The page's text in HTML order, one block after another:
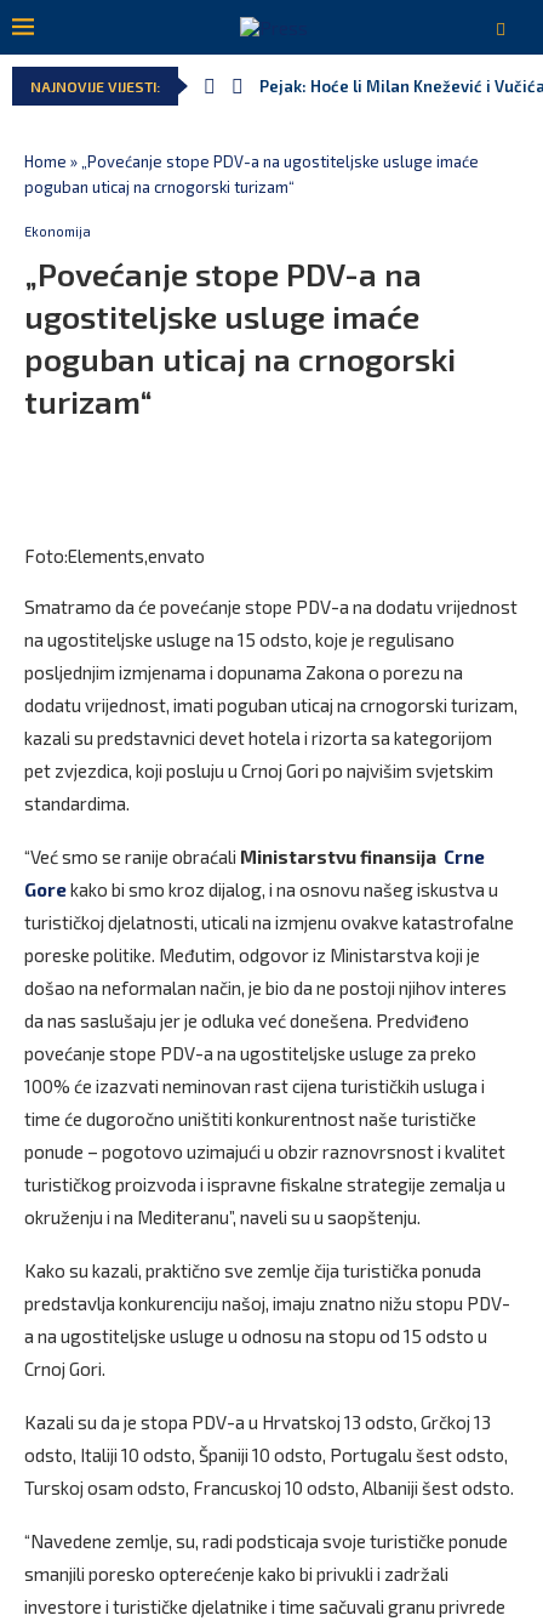
NAJNOVIJE VIJESTI: Pejak: Hoće li Milan Knežević i
Home » „Povećanje stope PDV-a na ugostiteljske usluge imaće
poguban uticaj na crnogorski turizam“
Ekonomija
„Povećanje stope PDV-a na
ugostiteljske usluge imaće
poguban uticaj na crnogorski
turizam“
Foto:Elements,envato
Smatramo da će povećanje stope PDV-a na dodatu vrijednost
na ugostiteljske usluge na 15 odsto, koje je regulisano
posljednjim izmjenama i dopunama Zakona o porezu na
dodatu vrijednost, imati poguban uticaj na crnogorski turizam,
kazali su predstavnici devet hotela i rizorta sa kategorijom
pet zvjezdica, koji posluju u Crnoj Gori po najvišim svjetskim
standardima.
“Već smo se ranije obraćali Ministarstvu finansija Crne
Gorekako bi smo kroz dijalog, i na osnovu našeg iskustva u
turističkoj djelatnosti, uticali na izmjenu ovakve katastrofalne
poreske politike. Međutim, odgovor iz Ministarstva koji je
došao na neformalan način, je bio da ne postoji njihov interes
da nas saslušaju jer je odluka već donešena. Predviđeno
povećanje stope PDV-a na ugostiteljske usluge za preko
100% će izazvati neminovan rast cijena turističkih usluga i
time će dugoročno uništiti konkurentnost naše turističke
ponude – pogotovo uzimajući u obzir raznovrsnost i kvalitet
turističkog proizvoda i ispravne fiskalne strategije zemalja u
okruženju i na Mediteranu”, naveli su u saopštenju.
Kako su kazali, praktično sve zemlje čija turistička ponuda
predstavlja konkurenciju našoj, imaju znatno nižu stopu PDV-
a na ugostiteljske usluge u odnosu na stopu od 15 odsto u
Crnoj Gori.
Kazali su da je stopa PDV-a u Hrvatskoj 13 odsto, Grčkoj 13
odsto, Italiji 10 odsto, Španiji 10 odsto, Portugalu šest odsto,
Turskoj osam odsto, Francuskoj 10 odsto, Albaniji šest odsto.
“Navedene zemlje, su, radi podsticaja svoje turističke ponude
smanjili poresko opterećenje kako bi privukli i zadržali
investore i turističke djelatnike i time sačuvali granu privrede